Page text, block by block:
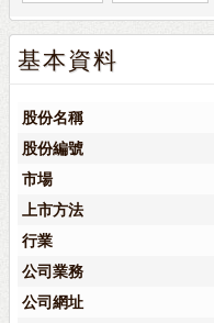
基本資料
股份名稱
股份編號
市場
上市方法
行業
公司業務
公司網址